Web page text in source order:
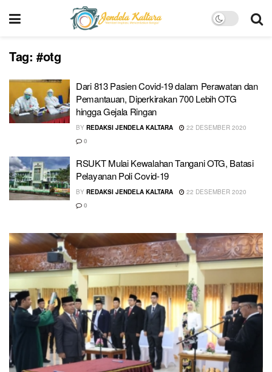
Tag: #otg
Dari 813 Pasien Covid-19 dalam Perawatan dan
Pemantauan, Diperkirakan 700 Lebih OTG
hingga Gejala Ringan
BY REDAKSI JENDELA KALTARA
22 DESEMBER 2020
0
RSUKT Mulai Kewalahan Tangani OTG, Batasi
Pelayanan Poli Covid-19
BY REDAKSI JENDELA KALTARA
22 DESEMBER 2020
0